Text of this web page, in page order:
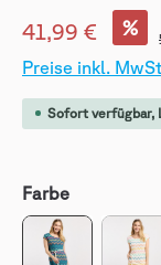
41,99 € %
Preise inkl.
Sofort verfügbar,
Farbe